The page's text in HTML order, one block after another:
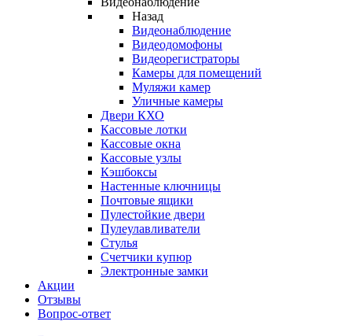
Назад
Видеонаблюдение
Видеодомофоны
Видеорегистраторы
Камеры для помещений
Муляжи камер
Уличные камеры
Двери КХО
Кассовые лотки
Кассовые окна
Кассовые узлы
Кэшбоксы
Настенные ключницы
Почтовые ящики
Пулестойкие двери
Пулеулавливатели
Стулья
Счетчики купюр
Электронные замки
Акции
Отзывы
Вопрос-ответ